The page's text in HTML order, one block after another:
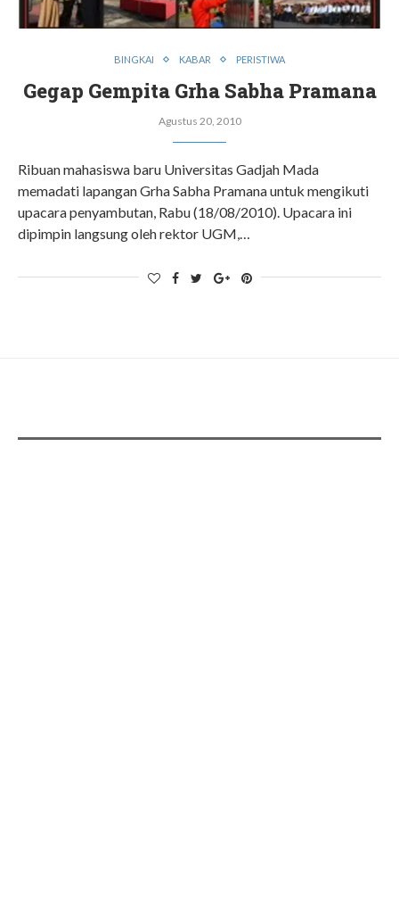
BINGKAI KABAR PERISTIWA
Gegap Gempita Grha Sabha Pramana
Agustus 20, 2010
Ribuan mahasiswa baru Universitas Gadjah Mada
memadati lapangan Grha Sabha Pramana untuk mengikuti
upacara penyambutan, Rabu (18/08/2010). Upacara ini
dipimpin langsung oleh rektor UGM,…